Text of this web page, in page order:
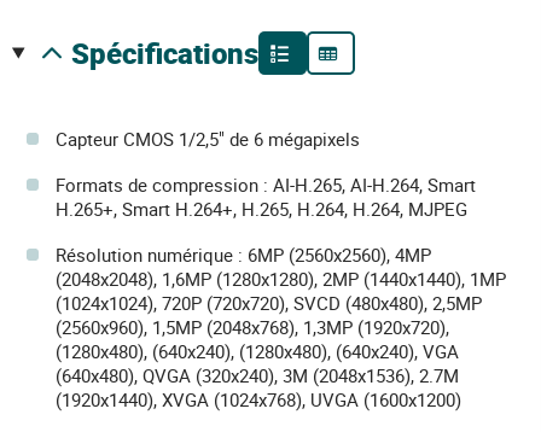
spécifications
Capteur CMOS 1/2,5" de 6 mégapixels
Formats de compression : AI-H.265, AI-H.264, Smart
H.265+, Smart H.264+, H.265, H.264, H.264, MJPEG
Résolution numérique : 6MP (2560x2560), 4MP
(2048x2048), 1,6MP (1280x1280), 2MP (1440x1440), 1MP
(1024x1024), 720P (720x720), SVCD (480x480), 2,5MP
(2560x960), 1,5MP (2048x768), 1,3MP (1920x720),
(1280x480), (640x240), (1280x480), (640x240), VGA
(640x480), QVGA (320x240), 3M (2048x1536), 2.7M
(1920x1440), XVGA (1024x768), UVGA (1600x1200)